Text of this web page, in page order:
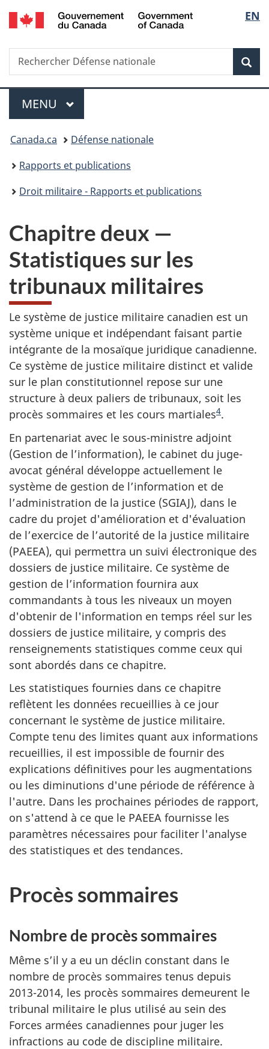
Passer
au
principal
Passer
à
Au
du
Passer
au
de
section
Passer
à
version
simplifiée
de
la
EN
Recherche
Rechercher
Défense
Menu
MENU PRINCIPAL
Vous
êtes
ici :
Canada.ca
Défense nationale
Rapports et publications
Droit militaire - Rapports et publications
Chapitre deux —
Statistiques sur les
tribunaux militaires
Le système de justice militaire canadien est un
système unique et indépendant faisant partie
intégrante de la mosaïque juridique canadienne.
Ce système de justice militaire distinct et valide
sur le plan constitutionnel repose sur une
structure à deux paliers de tribunaux, soit les
procès sommaires et les cours martiales4.
En partenariat avec le sous-ministre adjoint
(Gestion de l’information), le cabinet du juge-
avocat général développe actuellement le
système de gestion de l’information et de
l’administration de la justice (SGIAJ), dans le
cadre du projet d'amélioration et d'évaluation
de l’exercice de l’autorité de la justice militaire
(PAEEA), qui permettra un suivi électronique des
dossiers de justice militaire. Ce système de
gestion de l’information fournira aux
commandants à tous les niveaux un moyen
d'obtenir de l'information en temps réel sur les
dossiers de justice militaire, y compris des
renseignements statistiques comme ceux qui
sont abordés dans ce chapitre.
Les statistiques fournies dans ce chapitre
reflètent les données recueillies à ce jour
concernant le système de justice militaire.
Compte tenu des limites quant aux informations
recueillies, il est impossible de fournir des
explications définitives pour les augmentations
ou les diminutions d'une période de référence à
l'autre. Dans les prochaines périodes de rapport,
on s'attend à ce que le PAEEA fournisse les
paramètres nécessaires pour faciliter l'analyse
des statistiques et des tendances.
Procès sommaires
Nombre de procès sommaires
Même s’il y a eu un déclin constant dans le
nombre de procès sommaires tenus depuis
2013-2014, les procès sommaires demeurent le
tribunal militaire le plus utilisé au sein des
Forces armées canadiennes pour juger les
infractions au code de discipline militaire.